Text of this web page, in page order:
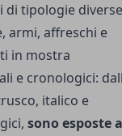
di tipologie diverse
armi, affreschi e
in mostra
e cronologici:
italico e
sono esposte a